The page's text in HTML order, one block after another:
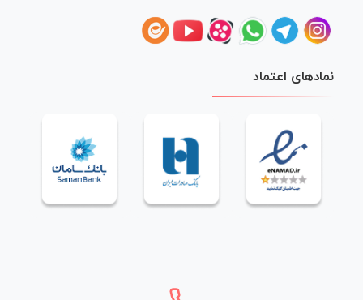
نمادهای اعتماد